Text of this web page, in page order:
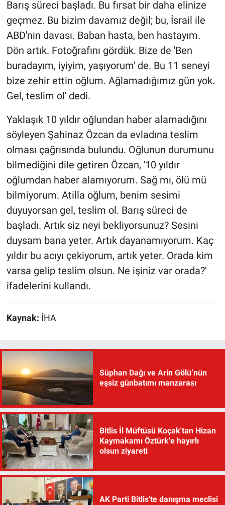
Barış süreci başladı. Bu fırsat bir daha elinize
geçmez. Bu bizim davamız değil; bu, İsrail ile
ABD'nin davası. Baban hasta, ben hastayım.
Dön artık. Fotoğrafını gördük. Bize de 'Ben
buradayım, iyiyim, yaşıyorum' de. Bu 11 seneyi
bize zehir ettin oğlum. Ağlamadığımız gün yok.
Gel, teslim ol' dedi.
Yaklaşık 10 yıldır oğlundan haber alamadığını
söyleyen Şahinaz Özcan da evladına teslim
olması çağrısında bulundu. Oğlunun durumunu
bilmediğini dile getiren Özcan, '10 yıldır
oğlumdan haber alamıyorum. Sağ mı, ölü mü
bilmiyorum. Atilla oğlum, benim sesimi
duyuyorsan gel, teslim ol. Barış süreci de
başladı. Artık siz neyi bekliyorsunuz? Sesini
duysam bana yeter. Artık dayanamıyorum. Kaç
yıldır bu acıyı çekiyorum, artık yeter. Orada kim
varsa gelip teslim olsun. Ne işiniz var orada?'
ifadelerini kullandı.
Kaynak: İHA
Süphan Dağı ve Arin Gölü’nün
eşsiz günbatımı manzarası
Bitlis İl Müftüsü Koçak'tan Hizan
Kaymakamı Öztürk'e hayırlı
olsun ziyareti
AK Parti Bitlis'te danışma meclisi